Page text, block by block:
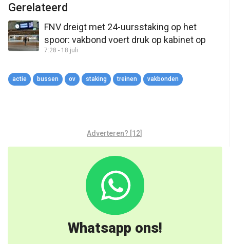
Gerelateerd
FNV dreigt met 24-uursstaking op het
spoor: vakbond voert druk op kabinet op
7:28 - 18 juli
actie bussen ov staking treinen vakbonden
Adverteren? [12]
Whatsapp ons!